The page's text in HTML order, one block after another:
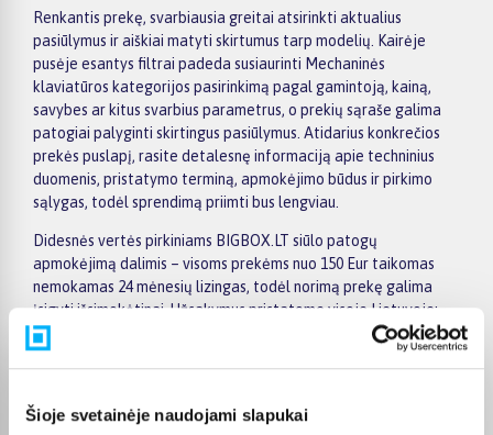
Šioje svetainėje naudojami slapukai
Renkantis prekę, svarbiausia greitai atsirinkti aktualius
pasiūlymus ir aiškiai matyti skirtumus tarp modelių. Kairėje
pusėje esantys filtrai padeda susiaurinti Mechaninės
klaviatūros kategorijos pasirinkimą pagal gamintoją, kainą,
savybes ar kitus svarbius parametrus, o prekių sąraše galima
patogiai palyginti skirtingus pasiūlymus. Atidarius konkrečios
prekės puslapį, rasite detalesnę informaciją apie techninius
duomenis, pristatymo terminą, apmokėjimo būdus ir pirkimo
sąlygas, todėl sprendimą priimti bus lengviau.
Didesnės vertės pirkiniams BIGBOX.LT siūlo patogų
apmokėjimą dalimis – visoms prekėms nuo 150 Eur taikomas
nemokamas 24 mėnesių lizingas, todėl norimą prekę galima
įsigyti išsimokėtinai. Užsakymus pristatome visoje Lietuvoje:
pristatymas į paštomatus kainuoja nuo 2,29 €, o užsakymams
nuo 499 € pristatymas į paštomatą nemokamas; kurjerio
prekės paprastai pristatomos per 1–2 darbo dienas, o tikslus
kiekvienos prekės pristatymo terminas nurodomas jos